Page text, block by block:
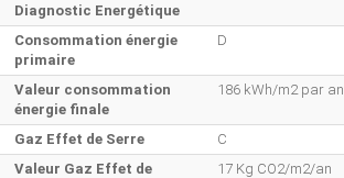
Diagnostic Energétique
Consommation énergie
primaire
D
Valeur consommation
énergie finale
186 kWh/m2 par an
Gaz Effet de Serre
C
Valeur Gaz Effet de
17 Kg CO2/m2/an